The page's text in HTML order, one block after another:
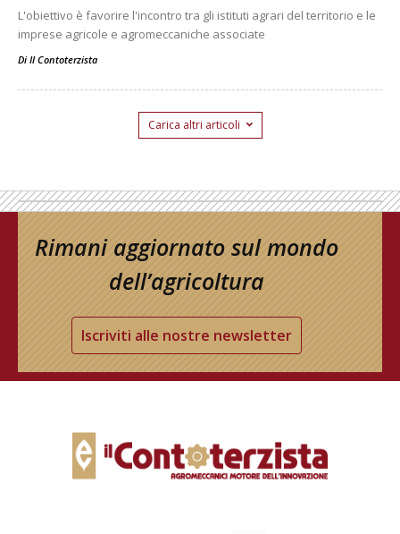
L'obiettivo è favorire l'incontro tra gli istituti agrari del territorio e le
imprese agricole e agromeccaniche associate
Di Il Contoterzista
Carica altri articoli
Rimani aggiornato sul mondo
dell’agricoltura
Iscriviti alle nostre newsletter